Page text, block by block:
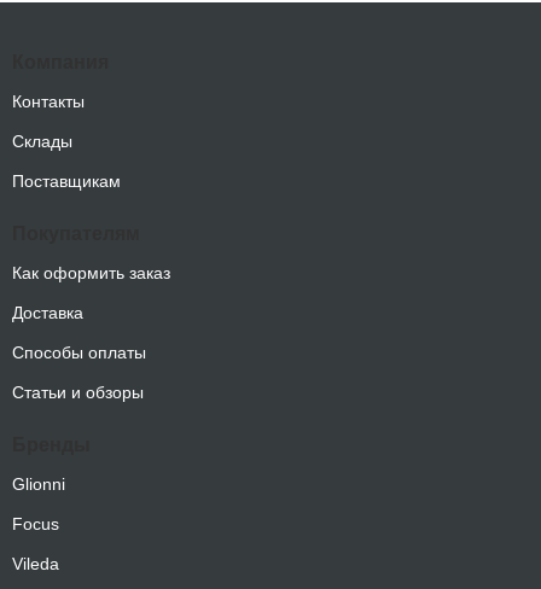
Контакты
Склады
Поставщикам
Как оформить заказ
Доставка
Способы оплаты
Статьи и обзоры
Glionni
Focus
Vileda